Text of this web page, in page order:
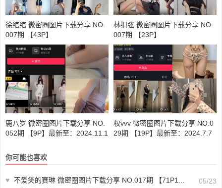
徐绾绾 微密圈图片下载分享 NO.
007期 【43P】
林扣弦 微密圈图片下载分享 NO.
007期 【23P】
鹿八岁 微密圈图片下载分享 NO.
052期 【9P】最新至：2024.11.1
权vvv 微密圈图片下载分享 NO.0
29期 【19P】最新至：2024.7.7
你可能也喜欢
♥ 不爱笑的赛琳 微密圈图片下载分享 NO.017期 【71P11V】
05/23